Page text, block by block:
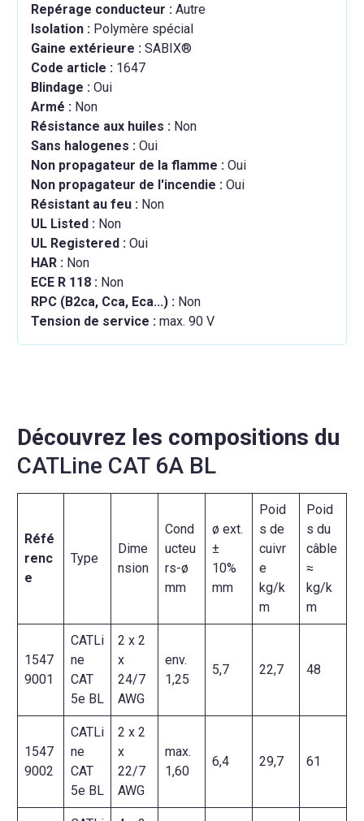
Repérage conducteur : Autre
Isolation : Polymère spécial
Gaine extérieure : SABIX®
Code article : 1647
Blindage : Oui
Armé : Non
Résistance aux huiles : Non
Sans halogenes : Oui
Non propagateur de la flamme : Oui
Non propagateur de l'incendie : Oui
Résistant au feu : Non
UL Listed : Non
UL Registered : Oui
HAR : Non
ECE R 118 : Non
RPC (B2ca, Cca, Eca...) : Non
Tension de service : max. 90 V
Découvrez les compositions du
CATLine CAT 6A BL
Réfé
renc
e
Type
Dime
nsion
Cond
ucteu
rs-ø
mm
ø ext.
±
10%
mm
Poid
s de
cuivr
e
kg/k
m
Poid
s du
câble
≈
kg/k
m
1547
9001
CATLi
ne
CAT
5e BL
2 x 2
x
24/7
AWG
env.
1,25
5,7 22,7 48
1547
9002
CATLi
ne
CAT
5e BL
2 x 2
x
22/7
AWG
max.
1,60
6,4 29,7 61